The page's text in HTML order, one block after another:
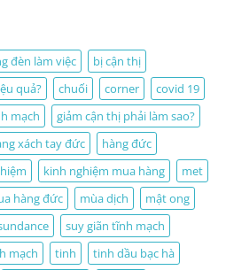
đèn làm việc
bị cận thị
quả?
chuối corner
covid 19
mạch
giảm cận thị phải làm sao?
xách tay đức
hàng đức
kinh nghiệm mua hàng
met
hàng đức mùa dịch
mật ong
suy giãn tĩnh mạch
mạch tinh
tinh dầu bạc hà